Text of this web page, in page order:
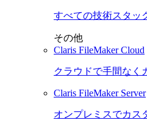
すべての技術スタッ
その他
Claris FileMaker Cloud
クラウドで手間なく
Claris FileMaker Server
オンプレミスでカス